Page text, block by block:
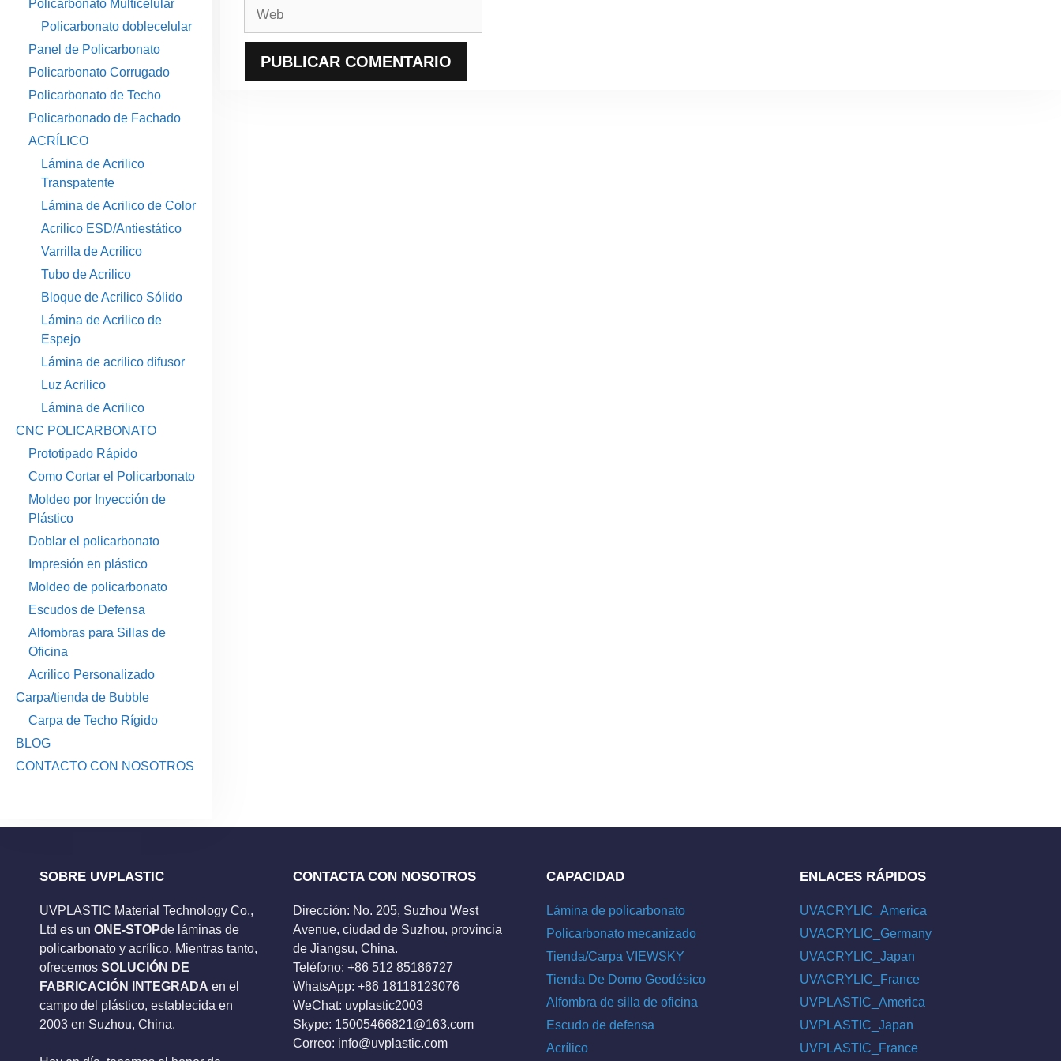
Policarbonato Multicelular
Policarbonato doblecelular
Panel de Policarbonato
Policarbonato Corrugado
Policarbonato de Techo
Policarbonado de Fachado
ACRÍLICO
Lámina de Acrilico
Transpatente
Lámina de Acrilico de Color
Acrilico ESD/Antiestático
Varrilla de Acrilico
Tubo de Acrilico
Bloque de Acrilico Sólido
Lámina de Acrilico de
Espejo
Lámina de acrilico difusor
Luz Acrilico
Lámina de Acrilico
CNC POLICARBONATO
Prototipado Rápido
Como Cortar el Policarbonato
Moldeo por Inyección de
Plástico
Doblar el policarbonato
Impresión en plástico
Moldeo de policarbonato
Escudos de Defensa
Alfombras para Sillas de
Oficina
Acrilico Personalizado
Carpa/tienda de Bubble
Carpa de Techo Rígido
BLOG
CONTACTO CON NOSOTROS
SOBRE UVPLASTIC
UVPLASTIC Material Technology Co.,
Ltd es un ONE-STOPde láminas de
policarbonato y acrílico. Mientras tanto,
ofrecemos SOLUCIÓN DE
FABRICACIÓN INTEGRADA en el
campo del plástico, establecida en
2003 en Suzhou, China.
CONTACTA CON NOSOTROS
Dirección: No. 205, Suzhou West
Avenue, ciudad de Suzhou, provincia
de Jiangsu, China.
Teléfono: +86 512 85186727
WhatsApp: +86 18118123076
WeChat: uvplastic2003
Skype: 15005466821@163.com
Correo: info@uvplastic.com
CAPACIDAD
Lámina de policarbonato
Policarbonato mecanizado
Tienda/Carpa VIEWSKY
Tienda De Domo Geodésico
Alfombra de silla de oficina
Escudo de defensa
Acrílico
ENLACES RÁPIDOS
UVACRYLIC_America
UVACRYLIC_Germany
UVACRYLIC_Japan
UVACRYLIC_France
UVPLASTIC_America
UVPLASTIC_Japan
UVPLASTIC_France